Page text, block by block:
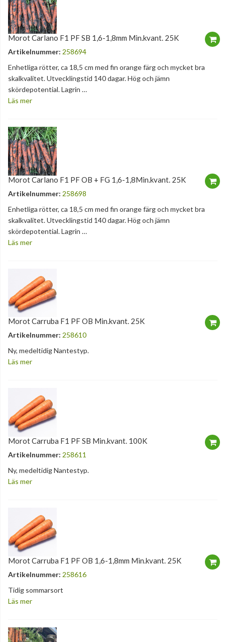
Morot Carlano F1 PF SB 1,6-1,8mm Min.kvant. 25K
Artikelnummer: 258694
Enhetliga rötter, ca 18,5 cm med fin orange färg och mycket bra
skalkvalitet. Utvecklingstid 140 dagar. Hög och jämn
skördepotential. Lagrin …
Läs mer
Morot Carlano F1 PF OB + FG 1,6-1,8Min.kvant. 25K
Artikelnummer: 258698
Enhetliga rötter, ca 18,5 cm med fin orange färg och mycket bra
skalkvalitet. Utvecklingstid 140 dagar. Hög och jämn
skördepotential. Lagrin …
Läs mer
Morot Carruba F1 PF OB Min.kvant. 25K
Artikelnummer: 258610
Ny, medeltidig Nantestyp.
Läs mer
Morot Carruba F1 PF SB Min.kvant. 100K
Artikelnummer: 258611
Ny, medeltidig Nantestyp.
Läs mer
Morot Carruba F1 PF OB 1,6-1,8mm Min.kvant. 25K
Artikelnummer: 258616
Tidig sommarsort
Läs mer